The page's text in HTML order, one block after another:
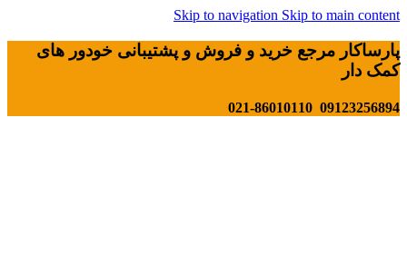
Skip to navigation Skip to main content
پارساکار مرجع خرید و فروش و پشتیبانی خودور های
کمک دار
09123256894 021-86010110